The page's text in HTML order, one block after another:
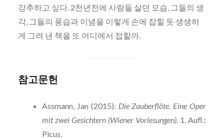
강추하고 싶다. 2천년전에 사람들 살던 모습, 그들의 생
각, 그들의 풍습과 이념을 이렇게 손에 잡힐 듯 생생하
게 그려 낸 책을 또 어디에서 접할까.
참고문헌
Assmann, Jan (2015): Die Zauberflöte. Eine Oper
mit zwei Gesichtern (Wiener Vorlesungen). 1. Aufl.:
Picus.